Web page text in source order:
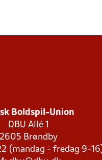
Boldspil-Union
DBU Allé 1
2605 Brøndby
(mandag - fredag 9-